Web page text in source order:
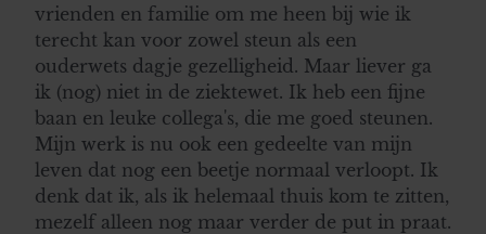
vrienden en familie om me heen bij wie ik
terecht kan voor zowel steun als een
ouderwets dagje gezelligheid. Maar liever ga
ik (nog) niet in de ziektewet. Ik heb een fijne
baan en leuke collega's, die me goed steunen.
Mijn werk is nu ook een gedeelte van mijn
leven dat nog een beetje normaal verloopt. Ik
denk dat ik, als ik helemaal thuis kom te zitten,
mezelf alleen nog maar verder de put in praat.